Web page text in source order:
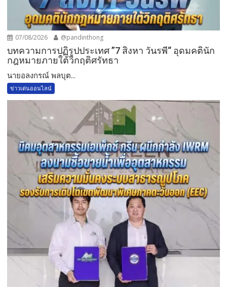
07/08/2026 @pandinthong
บทความการปฏิรูปประเทศ ”7 สิงหา วันรพี“ อุดมคตินัก
กฎหมายภายใต้วิกฤติศรัทธา
นายอลงกรณ์ พลบุต...
ข่าวเด่นออนไลน์